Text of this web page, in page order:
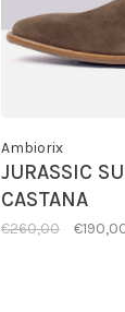
Ambiorix
JURASSIC
CASTANA
€260,00